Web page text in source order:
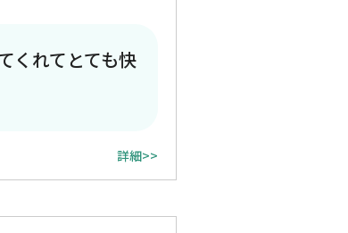
くれてとても快
詳細>>